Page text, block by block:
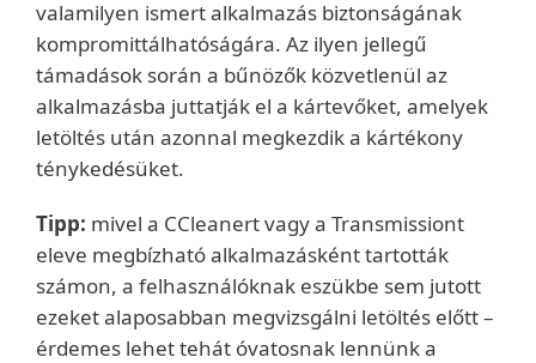
valamilyen ismert alkalmazás biztonságának
kompromittálhatóságára. Az ilyen jellegű
támadások során a bűnözők közvetlenül az
alkalmazásba juttatják el a kártevőket, amelyek
letöltés után azonnal megkezdik a kártékony
ténykedésüket.
Tipp: mivel a CCleanert vagy a Transmissiont
eleve megbízható alkalmazásként tartották
számon, a felhasználóknak eszükbe sem jutott
ezeket alaposabban megvizsgálni letöltés előtt –
érdemes lehet tehát óvatosnak lennünk a